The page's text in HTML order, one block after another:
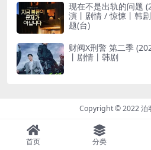
现在不是出轨的问题
演丨剧情 / 惊悚丨韩
题(台)
财阀X刑警 第二季
丨剧情丨韩剧
Copyright © 2022 泊
首页 分类